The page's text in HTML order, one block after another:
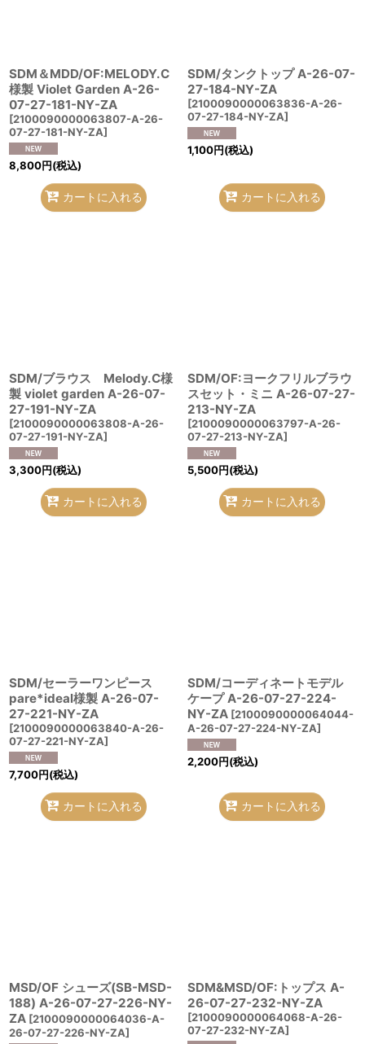
SDM＆MDD/OF:MELODY.C
様製 Violet Garden A-26-
07-27-181-NY-ZA
[2100090000063807-A-26-
07-27-181-NY-ZA]
8,800円(税込)
カートに入れる
SDM/タンクトップ A-26-07-
27-184-NY-ZA
[2100090000063836-A-26-
07-27-184-NY-ZA]
1,100円(税込)
カートに入れる
SDM/ブラウス Melody.C様
製 violet garden A-26-07-
27-191-NY-ZA
[2100090000063808-A-26-
07-27-191-NY-ZA]
3,300円(税込)
カートに入れる
SDM/OF:ヨークフリルブラウ
スセット・ミニ A-26-07-27-
213-NY-ZA
[2100090000063797-A-26-
07-27-213-NY-ZA]
5,500円(税込)
カートに入れる
SDM/セーラーワンピース
pare*ideal様製 A-26-07-
27-221-NY-ZA
[2100090000063840-A-26-
07-27-221-NY-ZA]
7,700円(税込)
カートに入れる
SDM/コーディネートモデル
ケープ A-26-07-27-224-
NY-ZA [2100090000064044-
A-26-07-27-224-NY-ZA]
2,200円(税込)
カートに入れる
MSD/OF シューズ(SB-MSD-
188) A-26-07-27-226-NY-
ZA [2100090000064036-A-
26-07-27-226-NY-ZA]
SDM&MSD/OF:トップス A-
26-07-27-232-NY-ZA
[2100090000064068-A-26-
07-27-232-NY-ZA]